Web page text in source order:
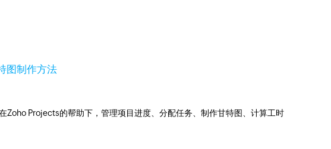
图制作方法
Projects的帮助下，管理项目进度、分配任务、制作甘特图、计算工时